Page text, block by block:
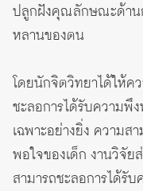
ปลูกฝังคุณลักษณะด้าน
หลานของตน
โดยนักจิตวิทยาได้ให้ค
ชะลอการได้รับความพึ
เฉพาะอย่างยิ่ง ความส
พอใจของเด็ก งานวิจั
สามารถชะลอการได้รั